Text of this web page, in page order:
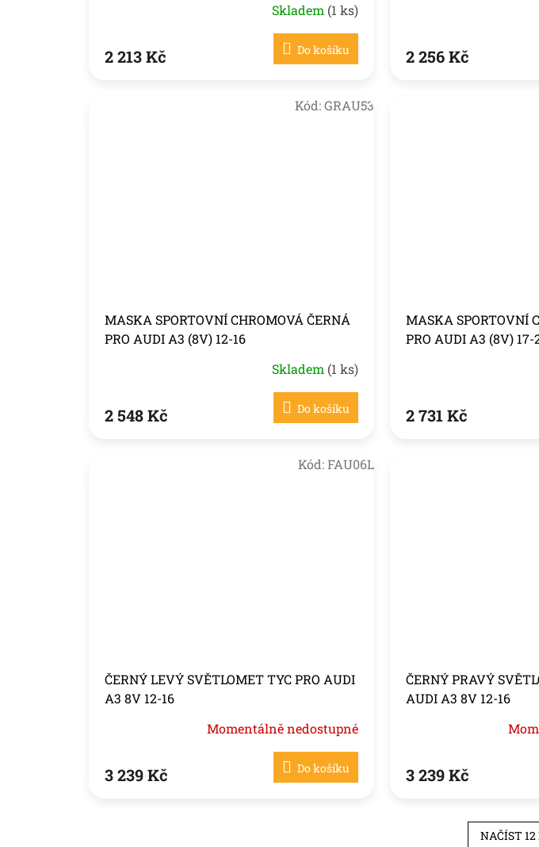
Skladem (1 ks)
2 213 Kč Do košíku 2 256 Kč
MASKA SPORTOVNÍ CHROMOVÁ ČERNÁ
PRO AUDI A3 (8V) 12-16
Skladem (1 ks)
2 548 Kč Do košíku
Kód:GRAU53
MASKA SPORTOVNÍ
PRO AUDI A3 (8V) 17-
2 731 Kč
ČERNÝ LEVÝ SVĚTLOMET TYC PRO AUDI
A3 8V 12-16
Momentálně nedostupné
3 239 Kč Do košíku
Kód:FAU06L
ČERNÝ PRAVÝ
AUDI A3 8V 12-16
3 239 Kč
NAČÍST 12